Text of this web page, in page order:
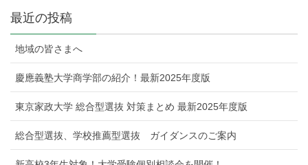
最近の投稿
地域の皆さまへ
慶應義塾大学商学部の紹介！最新2025年度版
東京家政大学 総合型選抜 対策まとめ 最新2025年度版
総合型選抜、学校推薦型選抜 ガイダンスのご案内